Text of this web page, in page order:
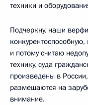
техники и
Подчеркну, наши
и потому считаю
технику, суда
произведены в
размещаются на
внимание.